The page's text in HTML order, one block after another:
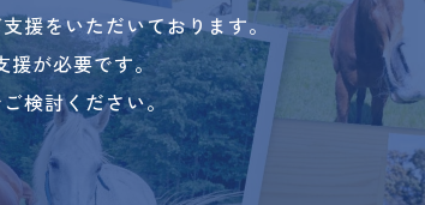
援をいただいております。
援が必要です。
検討ください。